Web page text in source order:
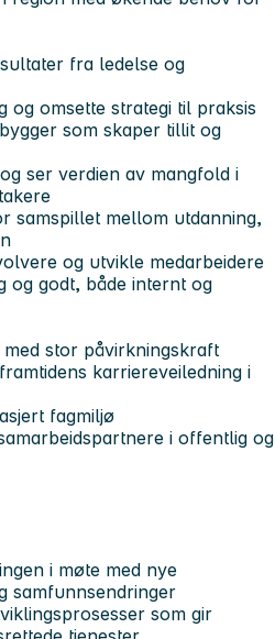
fra ledelse og
og omsette strategi til praksis
som skaper tillit og
ser verdien av mangfold i
samspillet mellom utdanning,
og utvikle medarbeidere
og godt, både internt og
stor påvirkningskraft
karriereveiledning i
fagmiljø
i offentlig og
i møte med nye
samfunnsendringer
som gir